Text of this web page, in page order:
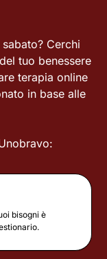
Cerchi
tuo benessere
terapia online
in base alle
bisogni è